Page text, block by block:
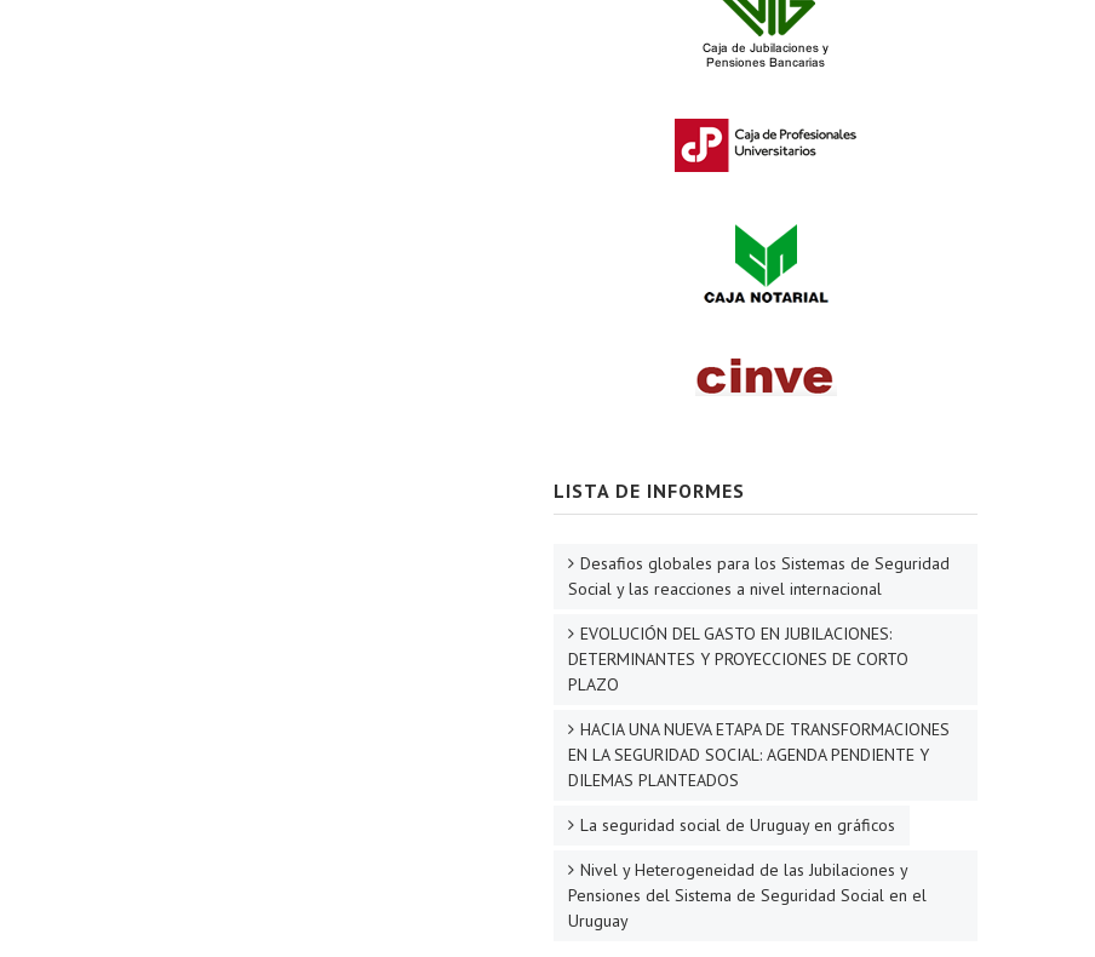
LISTA DE INFORMES
Desafios globales para los Sistemas de Seguridad
Social y las reacciones a nivel internacional
EVOLUCIÓN DEL GASTO EN JUBILACIONES:
DETERMINANTES Y PROYECCIONES DE CORTO
PLAZO
HACIA UNA NUEVA ETAPA DE TRANSFORMACIONES
EN LA SEGURIDAD SOCIAL: AGENDA PENDIENTE Y
DILEMAS PLANTEADOS
La seguridad social de Uruguay en gráficos
Nivel y Heterogeneidad de las Jubilaciones y
Pensiones del Sistema de Seguridad Social en el
Uruguay